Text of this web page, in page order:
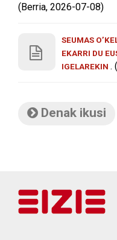
(Berria, 2026-07-08)
SEUMAS
EKARRI DU
IGELAREKIN .
Denak ikusi